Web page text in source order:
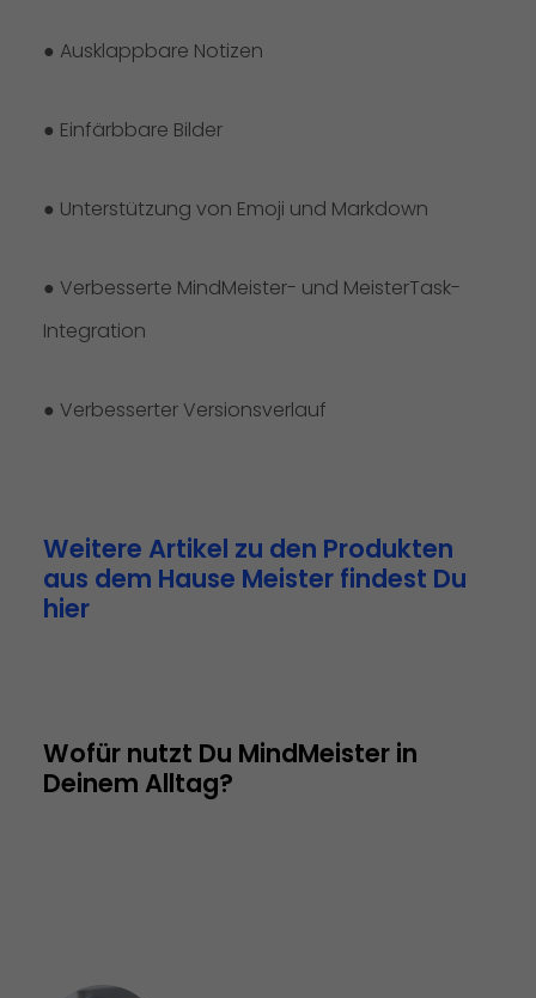
● Ausklappbare Notizen
● Einfärbbare Bilder
● Unterstützung von Emoji und Markdown
● Verbesserte MindMeister- und MeisterTask-
Integration
● Verbesserter Versionsverlauf
Weitere Artikel zu den Produkten
aus dem Hause Meister findest Du
hier
Wofür nutzt Du MindMeister in
Deinem Alltag?